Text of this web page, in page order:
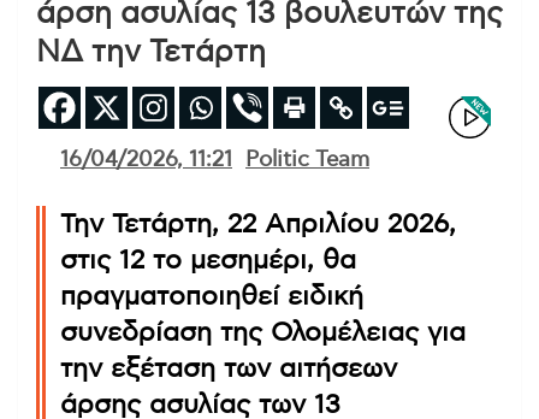
άρση ασυλίας 13 βουλευτών της
ΝΔ την Τετάρτη
16/04/2026, 11:21 Politic Team
Την Τετάρτη, 22 Απριλίου 2026,
στις 12 το μεσημέρι, θα
πραγματοποιηθεί ειδική
συνεδρίαση της Ολομέλειας για
την εξέταση των αιτήσεων
άρσης ασυλίας των 13